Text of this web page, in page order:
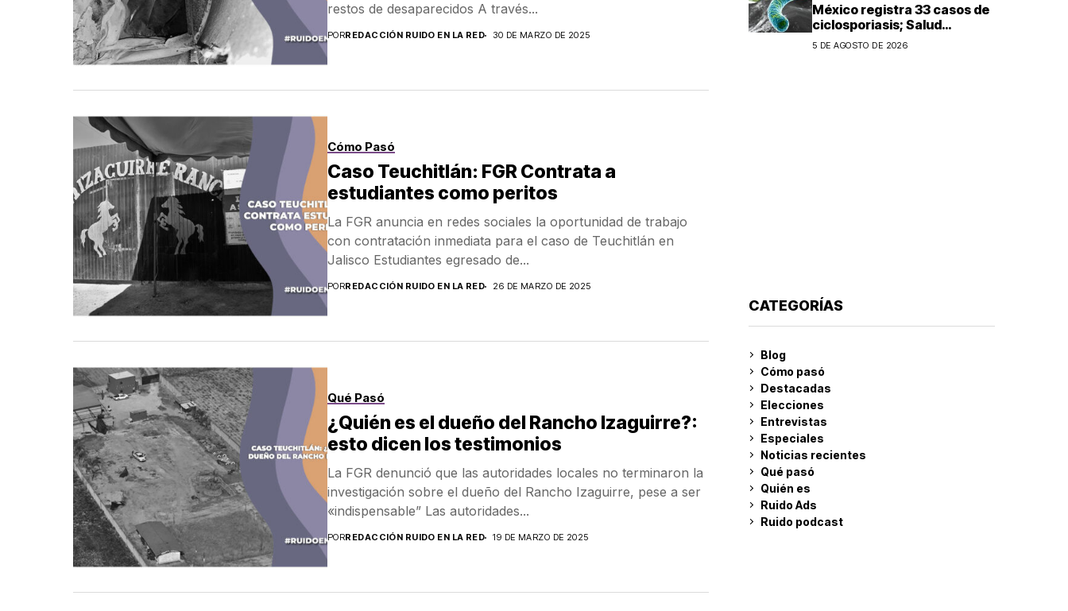
restos de desaparecidos A través...
PORREDACCIÓN RUIDO EN LA RED 30 DE MARZO DE 2025
Cómo Pasó
Caso Teuchitlán: FGR Contrata a
estudiantes como peritos
La FGR anuncia en redes sociales la oportunidad de trabajo
con contratación inmediata para el caso de Teuchitlán en
Jalisco Estudiantes egresado de...
PORREDACCIÓN RUIDO EN LA RED 26 DE MARZO DE 2025
Qué Pasó
¿Quién es el dueño del Rancho Izaguirre?:
esto dicen los testimonios
La FGR denunció que las autoridades locales no terminaron la
investigación sobre el dueño del Rancho Izaguirre, pese a ser
«indispensable” Las autoridades...
PORREDACCIÓN RUIDO EN LA RED 19 DE MARZO DE 2025
México registra 33 casos de
ciclosporiasis; Salud
mantiene vigilancia
5 DE AGOSTO DE 2026
CATEGORÍAS
Blog
Cómo pasó
Destacadas
Elecciones
Entrevistas
Especiales
Noticias recientes
Qué pasó
Quién es
Ruido Ads
Ruido podcast